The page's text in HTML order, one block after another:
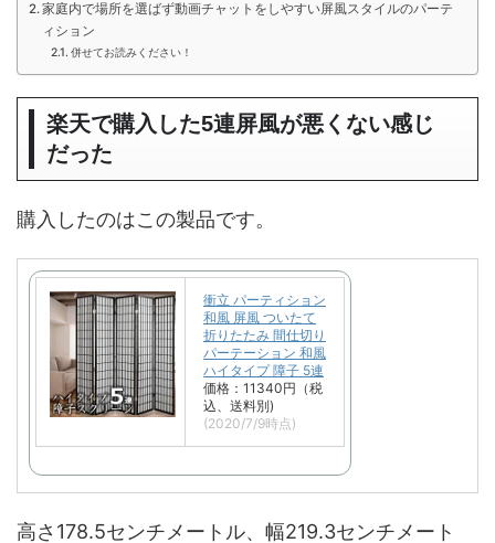
家庭内で場所を選ばず動画チャットをしやすい屏風スタイルのパーテ
ィション
併せてお読みください！
楽天で購入した5連屏風が悪くない感じ
だった
購入したのはこの製品です。
衝立 パーティション
和風 屏風 ついたて
折りたたみ 間仕切り
パーテーション 和風
ハイタイプ 障子 5連
価格：11340円（税
込、送料別)
(2020/7/9時点)
高さ178.5センチメートル、幅219.3センチメート